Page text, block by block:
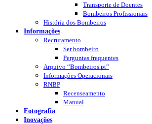
Transporte de Doentes
Bombeiros Profissionais
História dos Bombeiros
Informações
Recrutamento
Ser bombeiro
Perguntas frequentes
Arquivo “Bombeiros.pt”
Informações Operacionais
RNBP
Recenseamento
Manual
Fotografia
Inovações